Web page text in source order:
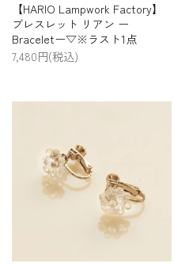
【HARIO Lampwork Factory】
ブレスレット リアン ー
Braceletー▽※ラスト1点
7,480円(税込)